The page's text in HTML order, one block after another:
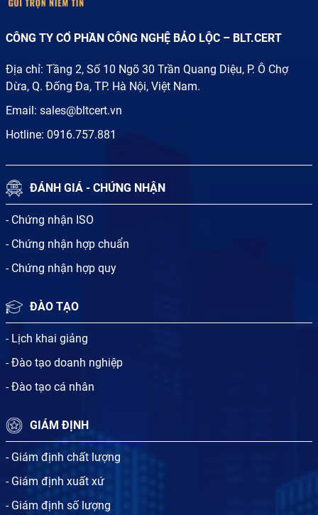
CÔNG TY CỔ PHẦN CÔNG NGHỆ BẢO LỘC – BLT.CERT
Địa chỉ: Tầng 2, Số 10 Ngõ 30 Trần Quang Diệu, P. Ô Chợ
Dừa, Q. Đống Đa, TP. Hà Nội, Việt Nam.
Email: sales@bltcert.vn
Hotline: 0916.757.881
ĐÁNH GIÁ - CHỨNG NHẬN
- Chứng nhận ISO
- Chứng nhận hợp chuẩn
- Chứng nhận hợp quy
ĐÀO TẠO
- Lịch khai giảng
- Đào tạo doanh nghiệp
- Đào tạo cá nhân
GIÁM ĐỊNH
- Giám định chất lượng
- Giám định xuất xứ
- Giám định số lượng